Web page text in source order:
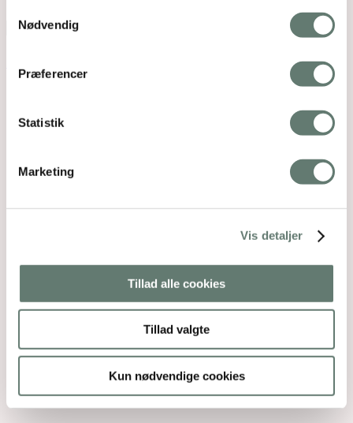
Nødvendig
Præferencer
Statistik
Marketing
Vis detaljer
Tillad alle cookies
Tillad valgte
Kun nødvendige cookies